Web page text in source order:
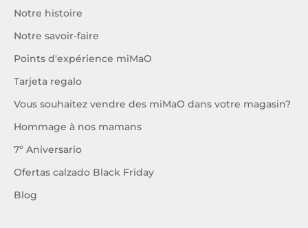
Notre histoire
Notre savoir-faire
Points d'expérience miMaO
Tarjeta regalo
Vous souhaitez vendre des miMaO dans votre magasin?
Hommage à nos mamans
7º Aniversario
Ofertas calzado Black Friday
Blog